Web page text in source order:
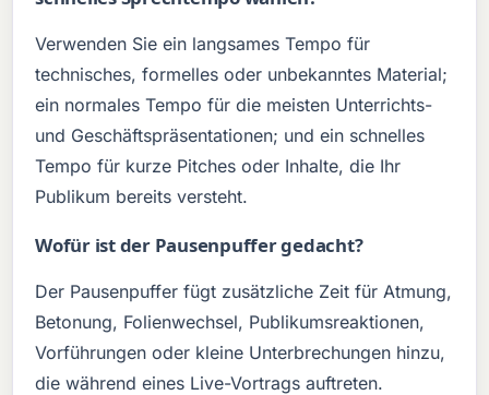
Verwenden Sie ein langsames Tempo für
technisches, formelles oder unbekanntes Material;
ein normales Tempo für die meisten Unterrichts-
und Geschäftspräsentationen; und ein schnelles
Tempo für kurze Pitches oder Inhalte, die Ihr
Publikum bereits versteht.
Wofür ist der Pausenpuffer gedacht?
Der Pausenpuffer fügt zusätzliche Zeit für Atmung,
Betonung, Folienwechsel, Publikumsreaktionen,
Vorführungen oder kleine Unterbrechungen hinzu,
die während eines Live-Vortrags auftreten.